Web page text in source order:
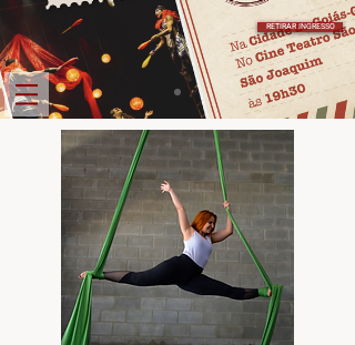
RETIRAR INGRESSO